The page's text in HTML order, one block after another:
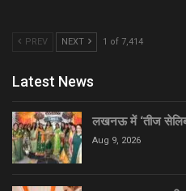
PREV NEXT 1 of 7,414
Latest News
लखनऊ में ‘तीज
Aug 9, 2026